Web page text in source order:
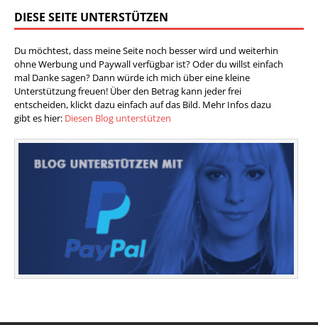
DIESE SEITE UNTERSTÜTZEN
Du möchtest, dass meine Seite noch besser wird und weiterhin
ohne Werbung und Paywall verfügbar ist? Oder du willst einfach
mal Danke sagen? Dann würde ich mich über eine kleine
Unterstützung freuen! Über den Betrag kann jeder frei
entscheiden, klickt dazu einfach auf das Bild. Mehr Infos dazu
gibt es hier: Diesen Blog unterstützen